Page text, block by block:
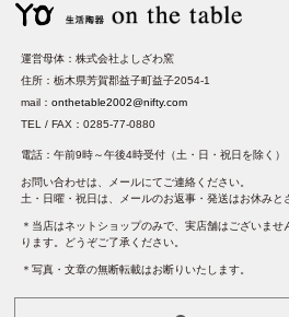
運営母体：株式会社よしざわ窯
住所：栃木県芳賀郡益子町益子2054-1
mail：onthetable2002@nifty.com
TEL / FAX：0285-77-0880
電話：午前9時～午後4時受付（土・日・祝日を除く）
お問い合わせは、メールにてご連絡ください。
土・日曜・祝日は、メールのお返事・発送はお休みと
＊当店はネットショップのみで、実店舗はございま
ります。どうぞご了承ください。
＊写真・文章の無断転載はお断りいたします。